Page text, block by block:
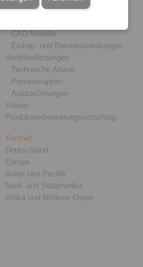
Produktkataloge
CAD-Modelle
Einbau- und Betriebsanleitungen
Veröffentlichungen
Technische Artikel
Pressemappen
Auszeichnungen
Videos
Produktverbesserungsvorschlag
Kontakt
Deutschland
Europa
Asien und Pazifik
Nord- und Südamerika
Afrika und Mittlerer Osten